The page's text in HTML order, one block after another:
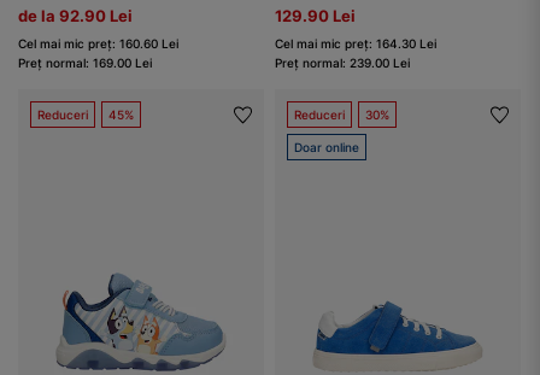
de la 92.90 Lei
Cel mai mic preț: 160.60 Lei
Preț normal: 169.00 Lei
129.90 Lei
Cel mai mic preț: 164.30 Lei
Preț normal: 239.00 Lei
Reduceri 45% Reduceri 30%
Doar online